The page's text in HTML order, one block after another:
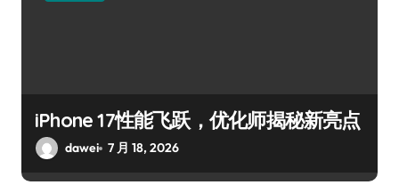
iPhone 17性能飞跃，优化师揭秘新亮点
dawei 7 月 18, 2026